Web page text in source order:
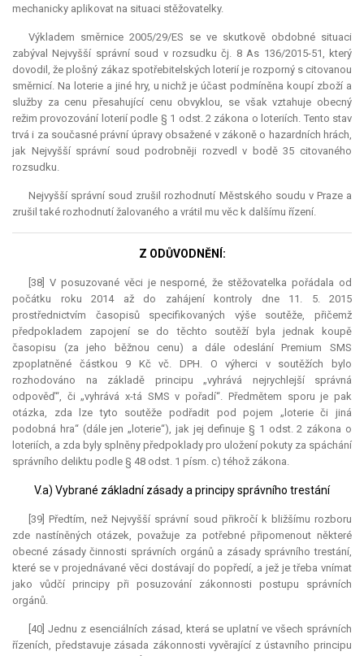
mechanicky aplikovat na situaci stěžovatelky.
Výkladem směrnice 2005/29/ES se ve skutkově obdobné situaci
zabýval Nejvyšší správní soud v rozsudku čj. 8 As 136/2015-51, který
dovodil, že plošný zákaz spotřebitelských loterií je rozporný s citovanou
směrnicí. Na loterie a jiné hry, u nichž je účast podmíněna koupí zboží a
služby za cenu přesahující cenu obvyklou, se však vztahuje obecný
režim provozování loterií podle § 1 odst. 2 zákona o loteriích. Tento stav
trvá i za současné právní úpravy obsažené v zákoně o hazardních hrách,
jak Nejvyšší správní soud podrobněji rozvedl v bodě 35 citovaného
rozsudku.
Nejvyšší správní soud zrušil rozhodnutí Městského soudu v Praze a
zrušil také rozhodnutí žalovaného a vrátil mu věc k dalšímu řízení.
Z ODŮVODNĚNÍ:
[38] V posuzované věci je nesporné, že stěžovatelka pořádala od
počátku roku 2014 až do zahájení kontroly dne 11. 5. 2015
prostřednictvím časopisů specifikovaných výše soutěže, přičemž
předpokladem zapojení se do těchto soutěží byla jednak koupě
časopisu (za jeho běžnou cenu) a dále odeslání Premium SMS
zpoplatněné částkou 9 Kč vč. DPH. O výherci v soutěžích bylo
rozhodováno na základě principu „vyhrává nejrychlejší správná
odpověď“, či „vyhrává x-tá SMS v pořadí“. Předmětem sporu je pak
otázka, zda lze tyto soutěže podřadit pod pojem „loterie či jiná
podobná hra“ (dále jen „loterie“), jak jej definuje § 1 odst. 2 zákona o
loteriích, a zda byly splněny předpoklady pro uložení pokuty za spáchání
správního deliktu podle § 48 odst. 1 písm. c) téhož zákona.
V.a) Vybrané základní zásady a principy správního trestání
[39] Předtím, než Nejvyšší správní soud přikročí k bližšímu rozboru
zde nastíněných otázek, považuje za potřebné připomenout některé
obecné zásady činnosti správních orgánů a zásady správního trestání,
které se v projednávané věci dostávají do popředí, a jež je třeba vnímat
jako vůdčí principy při posuzování zákonnosti postupu správních
orgánů.
[40] Jednu z esenciálních zásad, která se uplatní ve všech správních
řízeních, představuje zásada zákonnosti vyvěrající z ústavního principu